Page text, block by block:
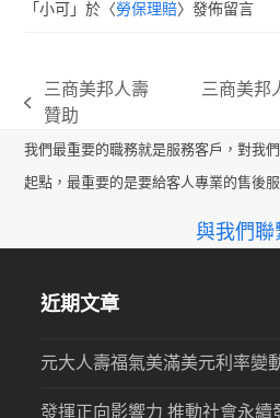
「小可 」於〈勞保理賠〉發佈留言
previous
post:
三商美邦人壽
贊助
post:
三商美邦
我們最重要的職務就是服務客戶，對我
起點，最重要的是要給客人專業的售後服
與我們聯
近期文章
元大人壽福氣美滿美元利率變
發揮正向影響力 推動社會永續